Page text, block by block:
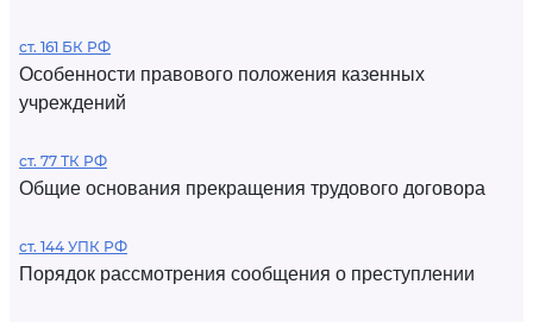
ст. 161 БК РФ
Особенности правового положения казенных
учреждений
ст. 77 ТК РФ
Общие основания прекращения трудового договора
ст. 144 УПК РФ
Порядок рассмотрения сообщения о преступлении